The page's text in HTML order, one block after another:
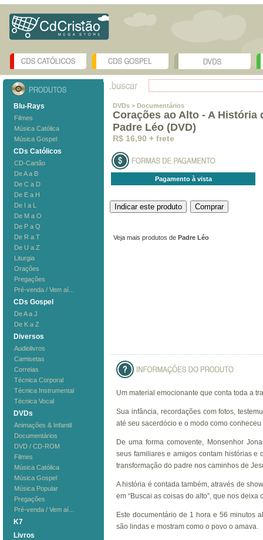
Blu-Rays
Filmes
Música Católica
Música Gospel
CDs Católicos
CD-Cartão
De A a B
De C a D
De E a H
De I a L
De M a O
De P a Q
De R a T
De U a Z
Liturgia
Orações
Pregações
Pré-venda / Vem aí...
CDs Gospel
De A a J
De K a Z
Diversos
Audiolivros
Camisetas
Correias
Técnica Corporal
Técnica Instrumental
Técnica Vocal
DVDs
Animações & Infantil
Documentários
DVD / CD-ROM
Filmes
Música Católica
Música Gospel
Música Popular
Pregações
Pré-venda / Vem aí...
K7
Livros
DVDs > Documentários
Corações ao Alto - A História
Padre Léo (DVD)
R$ 16,90 + frete
Pagamento à vista
Veja mais produtos de Padre Léo
Um material emocionante que conta toda a
Sua infância, recordações com fotos,
até seu sacerdócio e o modo como
De uma forma comovente, Monsenhor
seus familiares e amigos contam histórias
transformação do padre nos caminhos de
A história é contada também, através de
em “Buscai as coisas do alto”, que nos
Este documentário de 1 hora e 56 minutos
são lindas e mostram como o povo o amava.